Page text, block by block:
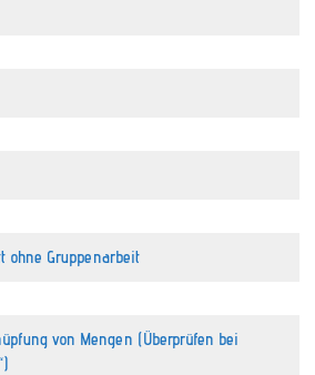
ohne Gruppenarbeit
von Mengen (Überprüfen bei